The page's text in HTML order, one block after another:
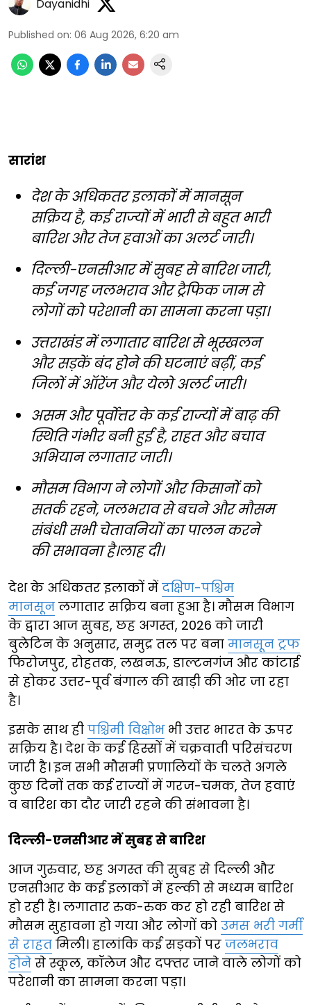
Dayanidhi
Published on: 06 Aug 2026, 6:20 am
सारांश
देश के अधिकतर इलाकों में मानसून
सक्रिय है, कई राज्यों में भारी से बहुत भारी
बारिश और तेज हवाओं का अलर्ट जारी।
दिल्ली-एनसीआर में सुबह से बारिश जारी,
कई जगह जलभराव और ट्रैफिक जाम से
लोगों को परेशानी का सामना करना पड़ा।
उत्तराखंड में लगातार बारिश से भूस्खलन
और सड़कें बंद होने की घटनाएं बढ़ीं, कई
जिलों में ऑरेंज और येलो अलर्ट जारी।
असम और पूर्वोत्तर के कई राज्यों में बाढ़ की
स्थिति गंभीर बनी हुई है, राहत और बचाव
अभियान लगातार जारी।
मौसम विभाग ने लोगों और किसानों को
सतर्क रहने, जलभराव से बचने और मौसम
संबंधी सभी चेतावनियों का पालन करने
की सभावना है।लाह दी।
देश के अधिकतर इलाकों में दक्षिण-पश्चिम
मानसून लगातार सक्रिय बना हुआ है। मौसम विभाग
के द्वारा आज सुबह, छह अगस्त, 2026 को जारी
बुलेटिन के अनुसार, समुद्र तल पर बना मानसून ट्रफ
फिरोजपुर, रोहतक, लखनऊ, डाल्टनगंज और कांटाई
से होकर उत्तर-पूर्व बंगाल की खाड़ी की ओर जा रहा
है।
इसके साथ ही पश्चिमी विक्षोभभी उत्तर भारत के ऊपर
सक्रिय है। देश के कई हिस्सों में चक्रवाती परिसंचरण
जारी है। इन सभी मौसमी प्रणालियों के चलते अगले
कुछ दिनों तक कई राज्यों में गरज-चमक, तेज हवाएं
व बारिश का दौर जारी रहने की संभावना है।
दिल्ली-एनसीआर में सुबह से बारिश
आज गुरुवार, छह अगस्त की सुबह से दिल्ली और
एनसीआर के कई इलाकों में हल्की से मध्यम बारिश
हो रही है। लगातार रुक-रुक कर हो रही बारिश से
मौसम सुहावना हो गया और लोगों को उमस भरी गर्मी
से राहत मिली। हालांकि कई सड़कों पर जलभराव
होने से स्कूल, कॉलेज और दफ्तर जाने वाले लोगों को
परेशानी का सामना करना पड़ा।